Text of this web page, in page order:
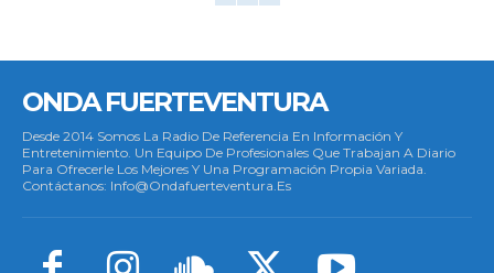
ONDA FUERTEVENTURA
Desde 2014 Somos La Radio De Referencia En Información Y
Entretenimiento. Un Equipo De Profesionales Que Trabajan A Diario
Para Ofrecerle Los Mejores Y Una Programación Propia Variada.
Contáctanos: Info@ondafuerteventura.es